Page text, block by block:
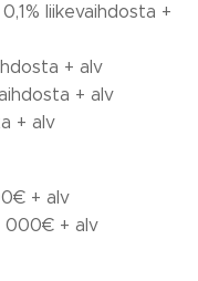
liikevaihdosta +
+ alv
+ alv
+ alv
+ alv
000€ + alv